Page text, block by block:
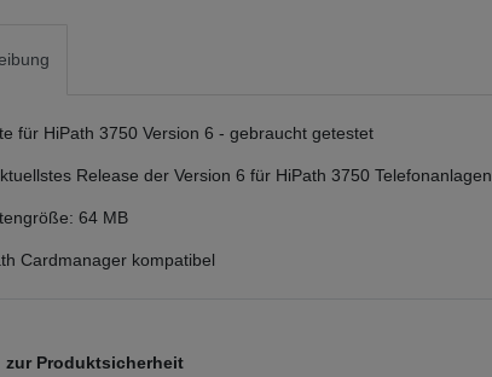
für HiPath 3750 Version 6 - gebraucht getestet
Release der Version 6 für HiPath 3750 Telefonanlagen
64 MB
Cardmanager kompatibel
zur Produktsicherheit